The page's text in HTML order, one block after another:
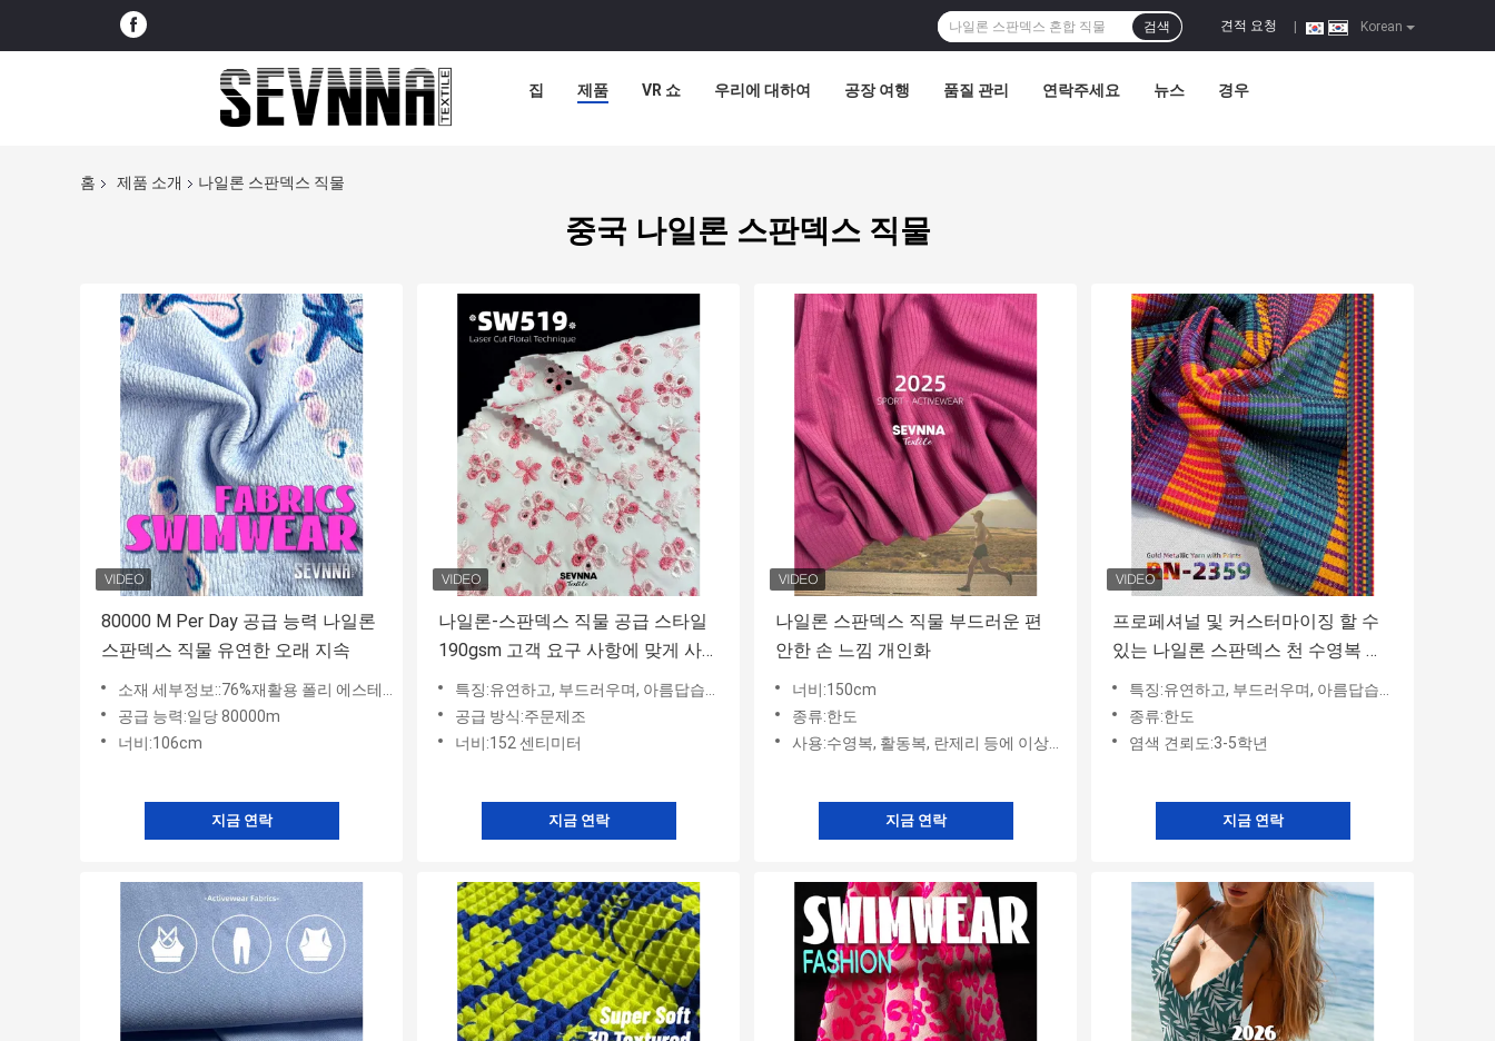
Korean
견적 요청
검색
집 제품 VR 쇼 우리에 대하여 공장 여행 품질 관리 연락주세요 뉴스 경우
홈 제품 소개 나일론 스판덱스 직물
중국 나일론 스판덱스 직물
80000 M Per Day 공급 능력 나일론
스판덱스 직물 유연한 오래 지속
소재 세부정보::76%재활용 폴리 에스테르+ 18%나일론+ 6%스판덱스
공급 능력:일당 80000m
너비:106cm
지금 연락
나일론-스판덱스 직물 공급 스타일
190gsm 고객 요구 사항에 맞게 사
용자 정의
특징:유연하고, 부드러우며, 아름답습니다.
공급 방식:주문제조
너비:152 센티미터
지금 연락
나일론 스판덱스 직물 부드러운 편
안한 손 느낌 개인화
너비:150cm
종류:한도
사용:수영복, 활동복, 란제리 등에 이상적입니다.
지금 연락
프로페셔널 및 커스터마이징 할 수
있는 나일론 스판덱스 천 수영복 및
운동복
특징:유연하고, 부드러우며, 아름답습니다.
종류:한도
염색 견뢰도:3-5학년
지금 연락